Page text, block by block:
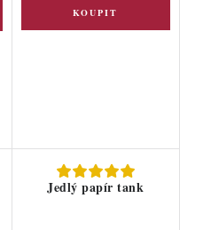
Jedlý papír tank